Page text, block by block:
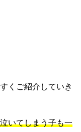
くご紹介していき
いてしまう子も一